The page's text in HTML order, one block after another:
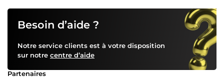
Besoin d’aide ?
Notre service clients est à votre disposition
sur notre centre d’aide
Partenaires